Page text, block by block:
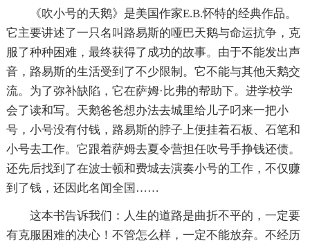
《吹小号的天鹅》是美国作家E.B.怀特的经典作品。
它主要讲述了一只名叫路易斯的哑巴天鹅与命运抗争，克
服了种种困难，最终获得了成功的故事。由于不能发出声
音，路易斯的生活受到了不少限制。它不能与其他天鹅交
流。为了弥补缺陷，它在萨姆·比弗的帮助下。进学校学
会了读和写。天鹅爸爸想办法去城里给儿子叼来一把小
号，小号没有付钱，路易斯的脖子上便挂着石板、石笔和
小号去工作。它跟着萨姆去夏令营担任吹号手挣钱还债。
还先后找到了在波士顿和费城去演奏小号的工作，不仅赚
到了钱，还因此名闻全国……
这本书告诉我们：人生的道路是曲折不平的，一定要
有克服困难的决心！不管怎么样，一定不能放弃。不经历